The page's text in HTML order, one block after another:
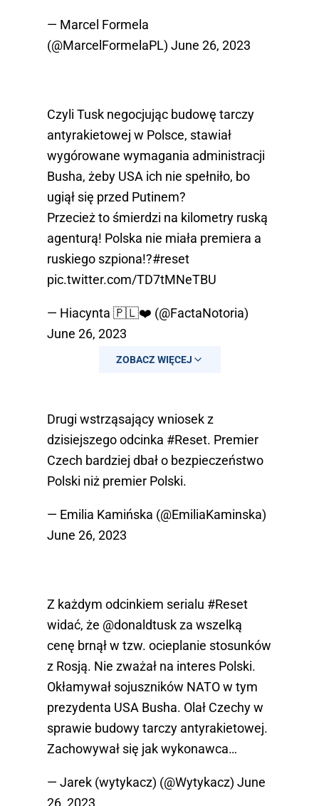
— Marcel Formela
(@MarcelFormelaPL) June 26, 2023
Czyli Tusk negocjując budowę tarczy
antyrakietowej w Polsce, stawiał
wygórowane wymagania administracji
Busha, żeby USA ich nie spełniło, bo
ugiął się przed Putinem?
Przecież to śmierdzi na kilometry ruską
agenturą! Polska nie miała premiera a
ruskiego szpiona!?#reset
pic.twitter.com/TD7tMNeTBU
— Hiacynta 🇵🇱❤️ (@FactaNotoria)
June 26, 2023
ZOBACZ WIĘCEJ
Drugi wstrząsający wniosek z
dzisiejszego odcinka #Reset. Premier
Czech bardziej dbał o bezpieczeństwo
Polski niż premier Polski.
— Emilia Kamińska (@EmiliaKaminska)
June 26, 2023
Z każdym odcinkiem serialu #Reset
widać, że @donaldtuskza wszelką
cenę brnął w tzw. ocieplanie stosunków
z Rosją. Nie zważał na interes Polski.
Okłamywał sojuszników NATO w tym
prezydenta USA Busha. Olał Czechy w
sprawie budowy tarczy antyrakietowej.
Zachowywał się jak wykonawca…
— Jarek (wytykacz) (@Wytykacz) June
26, 2023